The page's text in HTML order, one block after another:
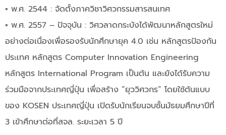
▪︎ พ.ศ. 2544 : จัดตั้งภาควิชาวิศวกรรมสารสนเทศ
▪︎ พ.ศ. 2557 – ปัจจุบัน : วิศวลาดกระบังได้พัฒนาหลักสูตรใหม่
อย่างต่อเนื่องเพื่อรองรับนักศึกษายุค 4.0 เช่น หลักสูตรป้องกัน
ประเทศ หลักสูตร Computer Innovation Engineering
หลักสูตร International Program เป็นต้น และยังได้รับความ
ร่วมมือจากประเทศญี่ปุ่น เพื่อสร้าง “ยุววิศวกร” โดยใช้ต้นแบบ
ของ KOSEN ประเทศญี่ปุ่น เปิดรับนักเรียนจบชั้นมัธยมศึกษาปีที่
3 เข้าศึกษาต่อที่สจล. ระยะเวลา 5 ปี